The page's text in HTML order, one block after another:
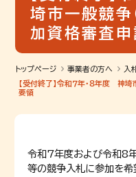
埼市一般競争
加資格審査申
トップページ 事業者の方へ 入
【受付終了】令和７年・８年度 神
要領
令和7年度および令和8
等の競争入札に参加を希